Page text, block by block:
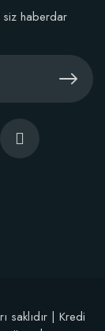
siz haberdar
saklıdır | Kredi